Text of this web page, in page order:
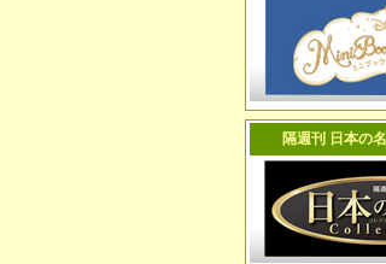
隔週刊 日本の